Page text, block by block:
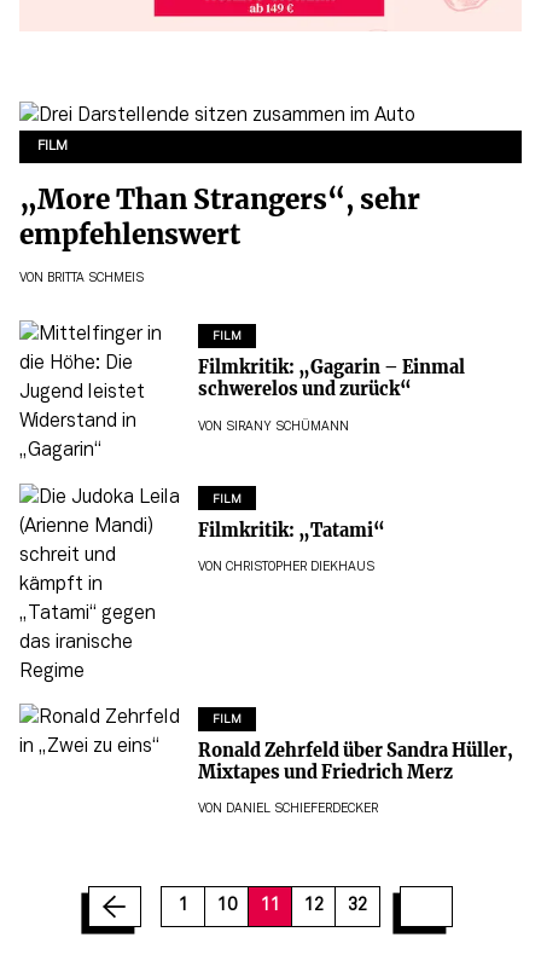
FILM
„More Than Strangers“, sehr
empfehlenswert
VON BRITTA SCHMEIS
FILM
Filmkritik: „Gagarin – Einmal
schwerelos und zurück“
VON SIRANY SCHÜMANN
FILM
Filmkritik: „Tatami“
VON CHRISTOPHER DIEKHAUS
FILM
Ronald Zehrfeld über Sandra Hüller,
Mixtapes und Friedrich Merz
VON DANIEL SCHIEFERDECKER
1 10 11 12 32
17 19 20 2223 25